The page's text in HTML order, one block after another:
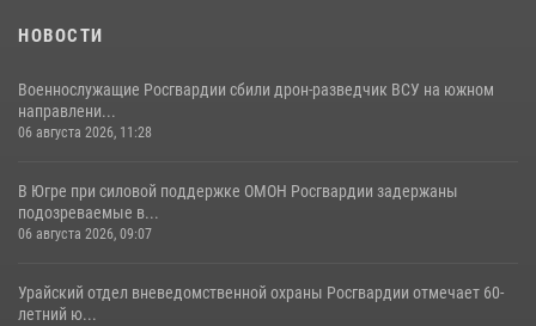
НОВОСТИ
Военнослужащие Росгвардии сбили дрон-разведчик ВСУ на южном
направлени...
06 августа 2026, 11:28
В Югре при силовой поддержке ОМОН Росгвардии задержаны
подозреваемые в...
06 августа 2026, 09:07
Урайский отдел вневедомственной охраны Росгвардии отмечает 60-
летний ю...